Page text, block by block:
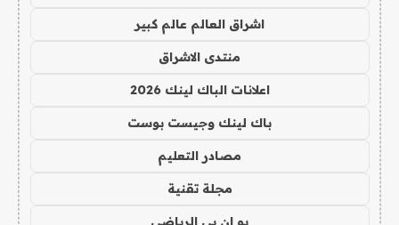
اشراق العالم عالم كبير
منتدى الاشراق
اعلانات الباك لينك 2026
باك لينك وجيست بوست
مصادر التعليم
مجلة تقنية
يو ان بي الرياضي